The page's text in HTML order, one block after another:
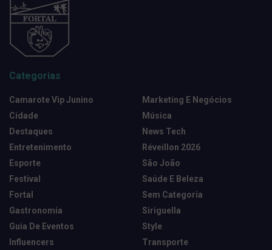
Categorias
Camarote Vip Junino
Cidade
Destaques
Entretenimento
Esporte
Festival
Fortal
Gastronomia
Guia De Eventos
Influencers
Marketing E Negócios
Música
News Tech
Réveillon 2026
São João
Saúde E Beleza
Sem Categoria
Siriguella
Style
Transporte